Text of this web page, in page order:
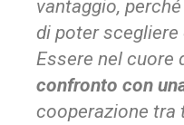
vantaggio,
di poter scegliere
Essere nel cuore
confronto con
cooperazione tra